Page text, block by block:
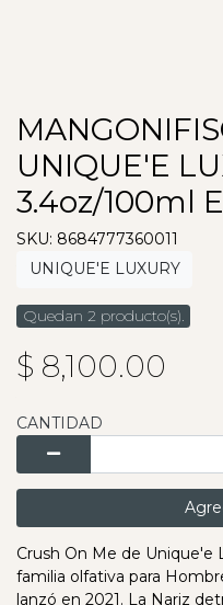
UNIQUE'E
3.4oz/100ml
SKU: 8684777360011
UNIQUE'E LUXURY
Quedan 2 producto(s).
$ 8,100.00
CANTIDAD
Crush On Me de Unique'e
familia olfativa para
lanzó en 2021. La Nariz